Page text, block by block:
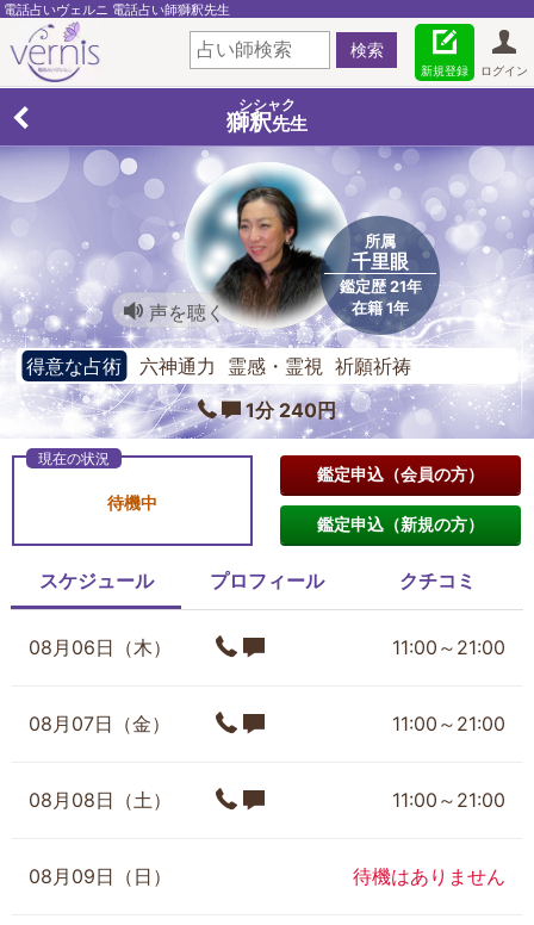
電話占いヴェルニ 電話占い師獅釈先生
ログイン
新規登録
シシャク
獅釈先生
所属
千里眼
鑑定歴 21年
在籍 1年
声を聴く
得意な占術
六神通力 霊感・霊視 祈願祈祷
1分 240円
待機中
鑑定申込（会員の方）
鑑定申込（新規の方）
スケジュール プロフィール クチコミ
08月06日（木） 11:00～21:00
08月07日（金） 11:00～21:00
08月08日（土） 11:00～21:00
08月09日（日） 待機はありません